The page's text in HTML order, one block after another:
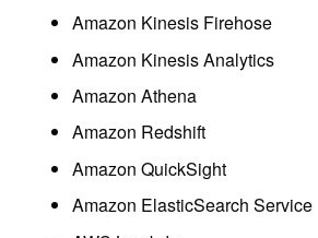
Amazon Kinesis Firehose
Amazon Kinesis Analytics
Amazon Athena
Amazon Redshift
Amazon QuickSight
Amazon ElasticSearch Service